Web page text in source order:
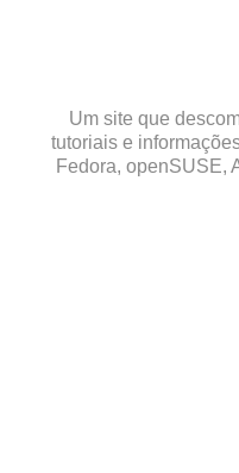
Um site que
tutoriais e
Fedora, openSUSE,